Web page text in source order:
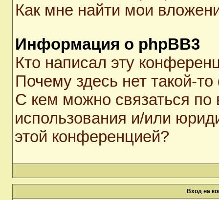
Как мне найти мои
Информация о phpBB3
Кто написал эту
Почему здесь нет такой-
С кем можно связаться по
использования и/или
этой конференцией?
Вход на